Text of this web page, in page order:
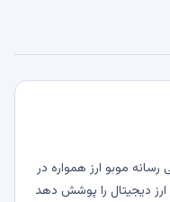
موبو ارز همواره در
دیجیتال را پوشش دهد